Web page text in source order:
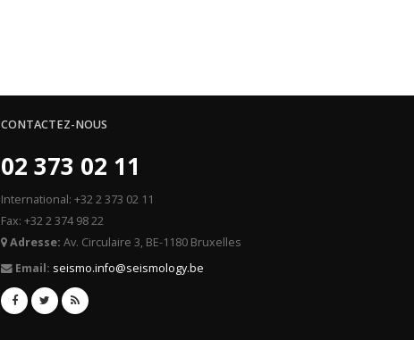
CONTACTEZ-NOUS
02 373 02 11
International: +32 2 373 02 11
Fax: +32 2 374 98 22
Adresse: Av. Circulaire 3, BE-1180 Bruxelles
Email: seismo.info@seismology.be